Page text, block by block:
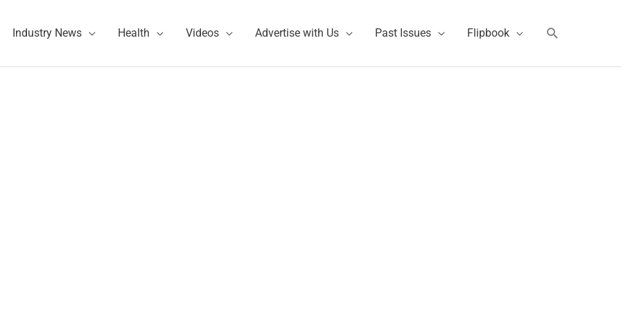
Industry News Health Videos Advertise with Us Past Issues Flipbook Search